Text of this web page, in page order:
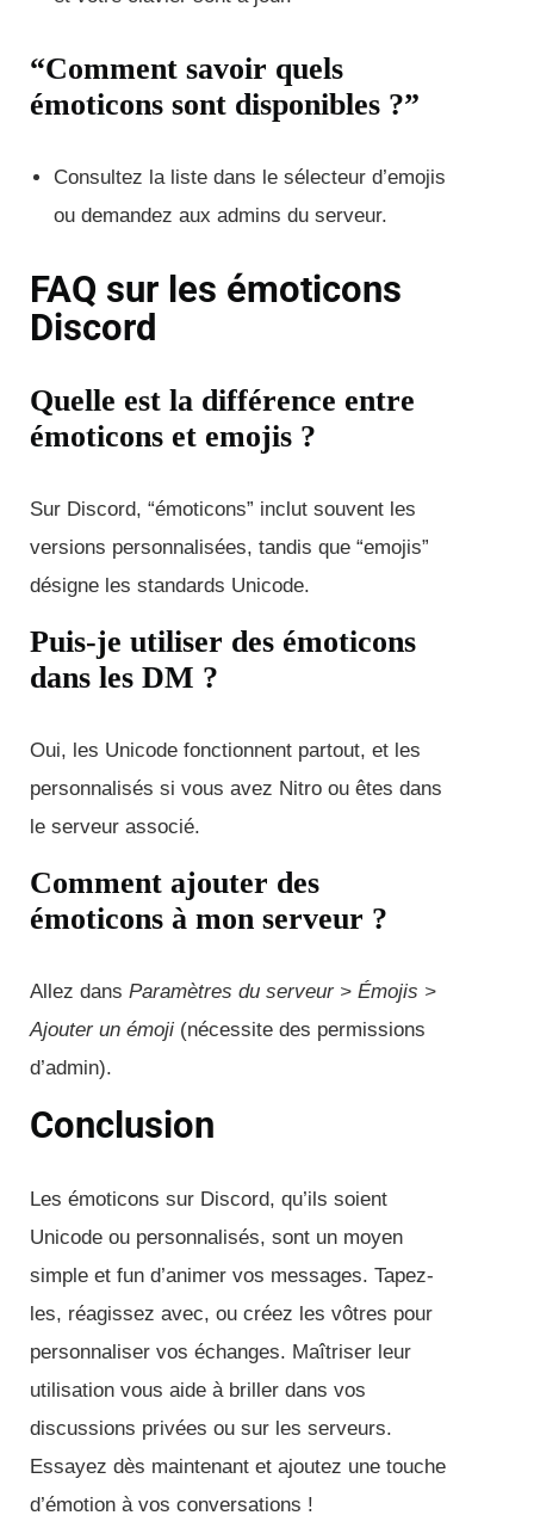
“Comment savoir quels
émoticons sont disponibles ?”
Consultez la liste dans le sélecteur d’emojis
ou demandez aux admins du serveur.
FAQ sur les émoticons
Discord
Quelle est la différence entre
émoticons et emojis ?
Sur Discord, “émoticons” inclut souvent les
versions personnalisées, tandis que “emojis”
désigne les standards Unicode.
Puis-je utiliser des émoticons
dans les DM ?
Oui, les Unicode fonctionnent partout, et les
personnalisés si vous avez Nitro ou êtes dans
le serveur associé.
Comment ajouter des
émoticons à mon serveur ?
Allez dans Paramètres du serveur > Émojis >
Ajouter un émoji (nécessite des permissions
d’admin).
Conclusion
Les émoticons sur Discord, qu’ils soient
Unicode ou personnalisés, sont un moyen
simple et fun d’animer vos messages. Tapez-
les, réagissez avec, ou créez les vôtres pour
personnaliser vos échanges. Maîtriser leur
utilisation vous aide à briller dans vos
discussions privées ou sur les serveurs.
Essayez dès maintenant et ajoutez une touche
d’émotion à vos conversations !